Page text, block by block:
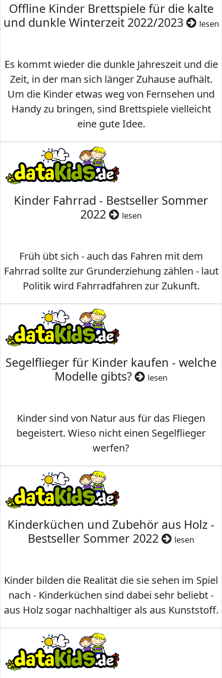
Offline Kinder Brettspiele für die kalte
und dunkle Winterzeit 2022/2023
lesen
Es kommt wieder die dunkle Jahreszeit und die
Zeit, in der man sich länger Zuhause aufhält.
Um die Kinder etwas weg von Fernsehen und
Handy zu bringen, sind Brettspiele vielleicht
eine gute Idee.
Kinder Fahrrad - Bestseller Sommer
2022
lesen
Früh übt sich - auch das Fahren mit dem
Fahrrad sollte zur Grunderziehung zählen - laut
Politik wird Fahrradfahren zur Zukunft.
Segelflieger für Kinder kaufen - welche
Modelle gibts?
lesen
Kinder sind von Natur aus für das Fliegen
begeistert. Wieso nicht einen Segelflieger
werfen?
Kinderküchen und Zubehör aus Holz -
Bestseller Sommer 2022
lesen
Kinder bilden die Realität die sie sehen im Spiel
nach - Kinderküchen sind dabei sehr beliebt -
aus Holz sogar nachhaltiger als aus Kunststoff.